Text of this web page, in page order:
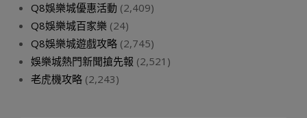
Q8娛樂城優惠活動 (2,409)
Q8娛樂城百家樂 (24)
Q8娛樂城遊戲攻略 (2,745)
娛樂城熱門新聞搶先報 (2,521)
老虎機攻略 (2,243)